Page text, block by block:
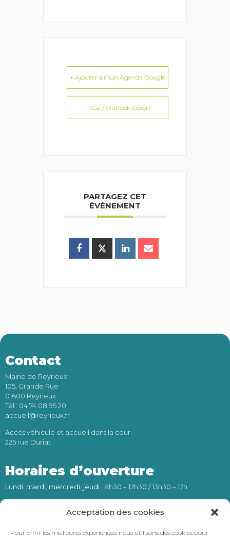
Acceptation des cookies
Pour offrir les meilleures expériences, nous utilisons des cookies pour
+ Ajouter à mon Agenda Google
+ iCal / Outlook export
PARTAGEZ CET
ÉVÉNEMENT
Contact
Mairie de Reyrieux
105, Grande Rue
01600 Reyrieux
Tél : 04 74 08 95 20
accueil@reyrieux.fr
Accès véhicule et accueil dans la cour
225 rue Duriat
Horaires d’ouverture
Lundi, mardi, mercredi, jeudi: 8h30 – 12h30 / 13h30 – 17h
Numéro d’astreinte (24h/24) :